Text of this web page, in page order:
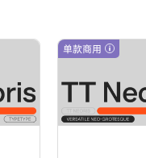
单款商用